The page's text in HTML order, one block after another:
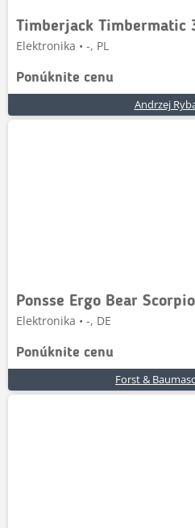
Timberjack Timbermatic
Elektronika • -, PL
Ponúknite cenu
Andrzej
Elektronika • -, DE
Ponúknite cenu
Forst &